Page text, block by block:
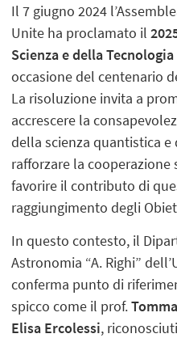
Il 7 giugno 2024
Unite ha proclamato il
Scienza e della
occasione del centenario
La risoluzione invita a
accrescere la
della scienza quantistica
rafforzare la
favorire il contributo di
raggiungimento degli
In questo contesto, il
Astronomia “A. Righi”
conferma punto di
spicco come il prof.
Elisa Ercolessi,